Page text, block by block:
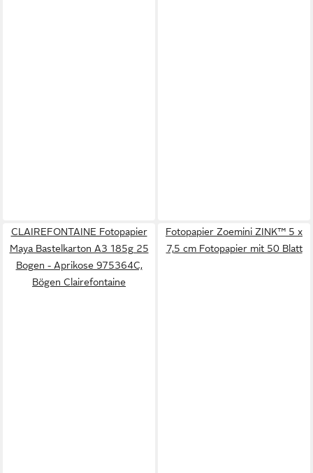
CLAIREFONTAINE Fotopapier
Maya Bastelkarton A3 185g 25
Bogen - Aprikose 975364C,
Bögen Clairefontaine
Fotopapier Zoemini ZINK™ 5 x
7,5 cm Fotopapier mit 50 Blatt